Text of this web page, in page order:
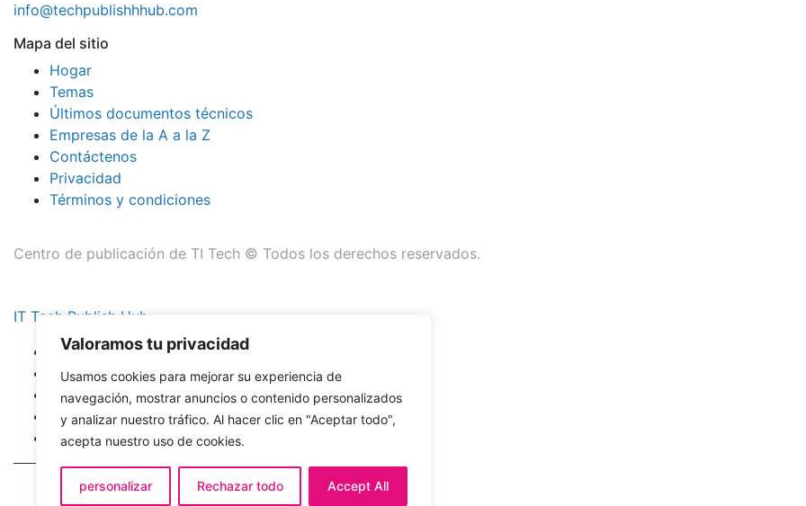
Valoramos tu privacidad
Usamos cookies para mejorar su experiencia de
navegación, mostrar anuncios o contenido personalizados
y analizar nuestro tráfico. Al hacer clic en "Aceptar todo",
acepta nuestro uso de cookies.
personalizar Rechazar todo Accept All
info@techpublishhhub.com
Mapa del sitio
Hogar
Temas
Últimos documentos técnicos
Empresas de la A a la Z
Contáctenos
Privacidad
Términos y condiciones
Centro de publicación de TI Tech © Todos los derechos reservados.
IT Tech Publish Hub
Hogar
Temas
Últimos documentos técnicos
Empresas de la A a la Z
Contáctenos